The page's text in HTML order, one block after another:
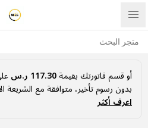
أو قسم فاتورتك بقيمة117.30 ر.س
بدون رسوم تأخير، متوافقة مع الشريعة
اعرف أكثر